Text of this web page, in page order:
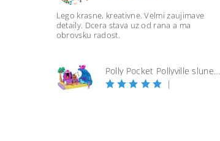
Lego krasne, kreativne. Velmi zaujimave
detaily. Dcera stava uz od rana a ma
obrovsku radost.
Polly Pocket Pollyville slunečná pláž
|